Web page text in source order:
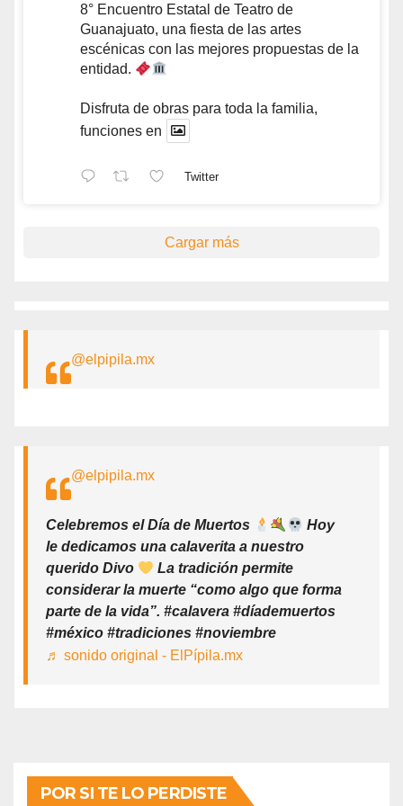
8° Encuentro Estatal de Teatro de
Guanajuato, una fiesta de las artes
escénicas con las mejores propuestas de la
entidad.
Disfruta de obras para toda la familia,
funciones en
Twitter
Cargar más
@elpipila.mx
@elpipila.mx
Celebremos el Día de Muertos
Hoy
le dedicamos una calaverita a nuestro
querido Divo
La tradición permite
considerar la muerte “como algo que forma
parte de la vida”. #calavera #díademuertos
#méxico #tradiciones #noviembre
♬ sonido original - ElPípila.mx
POR SI TE LO PERDISTE